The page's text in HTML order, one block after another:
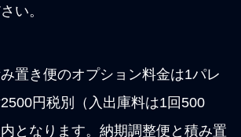
い。
置き便のオプション料金は1パレ
円税別（入出庫料は1回500
となります。納期調整便と積み置